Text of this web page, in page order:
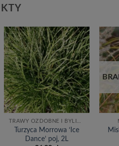
Dodaj
do
listy
życzeń
Turzyca Morrowa ‘Ice
Dance’ poj, 2L